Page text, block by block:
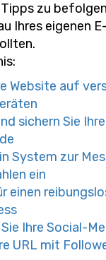
zu
Ihres eigenen
Website auf
sichern Sie Ihre
System zur
ein
einen
Ihre Social-
URL mit